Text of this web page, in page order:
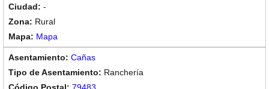
-
Rural
Mapa
Cañas
Ranchería